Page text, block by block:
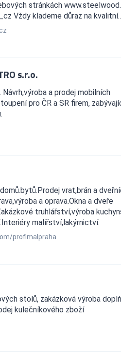
stránkách
Vždy klademe důraz na
s.r.o.
a prodej mobilních
pro ČR a SR firem,
vrat,brán a
a oprava.Okna a dveře
truhlářství,výroba
malířství,lakýrnictví.
profimalpraha
stolů, zakázková výroba
kulečníkového zboží